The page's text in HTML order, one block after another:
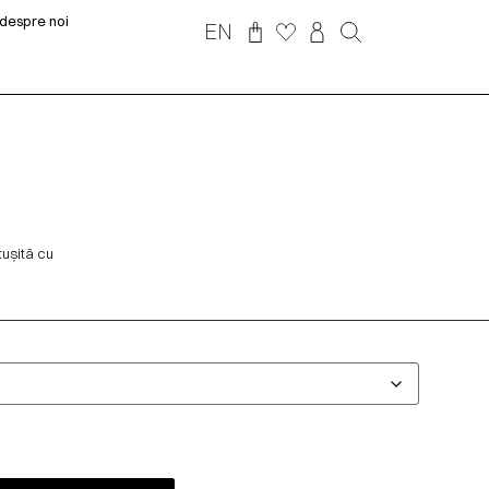
despre noi
EN
cu